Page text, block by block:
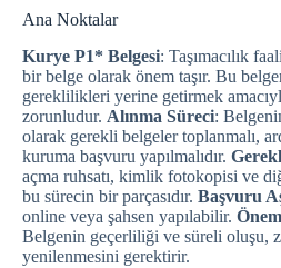
Ana Noktalar
Kurye P1* Belgesi: Taşımacılık
bir belge olarak önem taşır. Bu
gereklilikleri yerine getirmek
zorunludur. Alınma Süreci:
olarak gerekli belgeler toplanmalı,
kuruma başvuru yapılmalıdır.
açma ruhsatı, kimlik fotokopisi ve
bu sürecin bir parçasıdır. Başvuru
online veya şahsen yapılabilir.
Belgenin geçerliliği ve süreli oluşu,
yenilenmesini gerektirir.